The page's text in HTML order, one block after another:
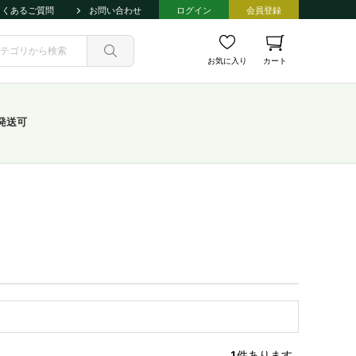
くあるご質問 お問い合わせ ログイン 会員登録
お気に入り カート
送可